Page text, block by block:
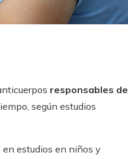
responsables de
según estudios
estudios en niños y